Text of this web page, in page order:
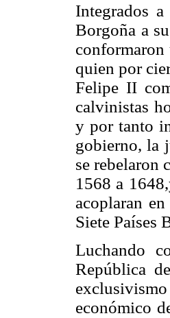
Integrados
Borgoña a
conformaron
quien por
Felipe II
calvinistas
y por tanto
gobierno, la
se rebelaron
1568 a
acoplaran
Siete Países
Luchando
República
económico